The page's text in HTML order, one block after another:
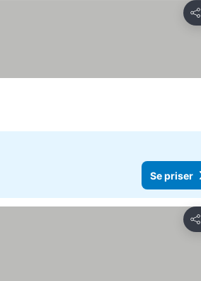
Del
Se priser
Del